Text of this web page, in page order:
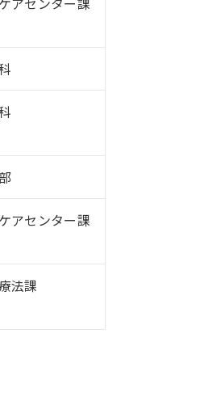
アセンター課
法課